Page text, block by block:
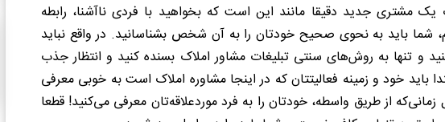
مشتری جدید دقیقا مانند این است که بخواهید با فردی ناآشنا، رابطه
شما باید به نحوی صحیح خودتان را به آن شخص بشناسانید. در واقع نباید
و تنها به روش‌های سنتی تبلیغات مشاور املاک بسنده کنید و انتظار جذب
باید خود و زمینه فعالیتتان که در اینجا مشاوره املاک است به خوبی معرفی
از طریق واسطه، خودتان را به فرد موردعلاقه‌تان معرفی می‌کنید! قطعا